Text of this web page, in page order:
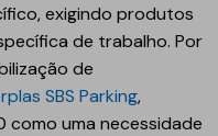
exigindo produtos
de trabalho. Por
de
SBS Parking,
como uma necessidade